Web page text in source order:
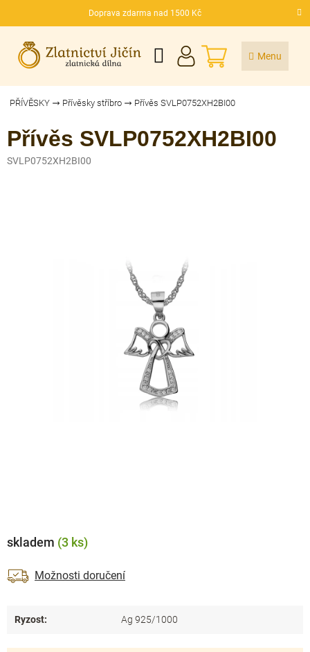
Doprava zdarma nad 1500 Kč
CZK
NÁKUPNÍ
KOŠÍK
PŘÍVĚSKY Přívěsky stříbro Přívěs SVLP0752XH2BI00
Přívěs SVLP0752XH2BI00
SVLP0752XH2BI00
skladem (3 ks)
Možnosti doručení
Ryzost: Ag 925/1000